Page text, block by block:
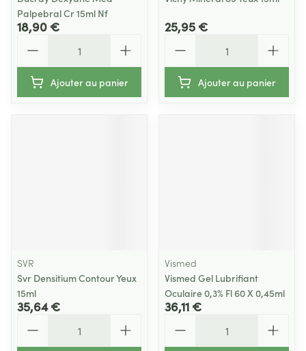
Palpebral Cr 15ml Nf
18,90 €
Ajouter au panier
25,95 €
Ajouter au panier
SVR
Svr Densitium Contour Yeux
15ml
35,64 €
Vismed
Vismed Gel Lubrifiant
Oculaire 0,3% Fl 60 X 0,45ml
36,11 €